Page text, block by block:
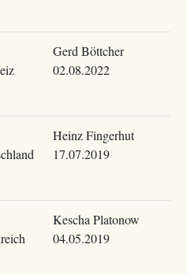
Gerd Böttcher
02.08.2022
Heinz Fingerhut
17.07.2019
Kescha Platonow
04.05.2019